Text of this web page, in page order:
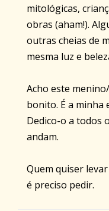
mitológicas,
obras (aham!).
outras cheias de
mesma luz e
Acho este
bonito. É a minha
Dedico-o a todos
andam.
Quem quiser
é preciso pedir.